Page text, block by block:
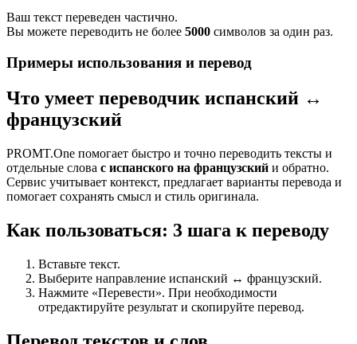
Ваш текст переведен частично.
Вы можете переводить не более 5000 символов за один раз.
Примеры использования и перевод
Что умеет переводчик испанский ↔
французский
PROMT.One помогает быстро и точно переводить тексты и
отдельные слова с испанского на французский и обратно.
Сервис учитывает контекст, предлагает варианты перевода и
помогает сохранять смысл и стиль оригинала.
Как пользоваться: 3 шага к переводу
Вставьте текст.
Выберите направление испанский ↔ французский.
Нажмите «Перевести». При необходимости
отредактируйте результат и скопируйте перевод.